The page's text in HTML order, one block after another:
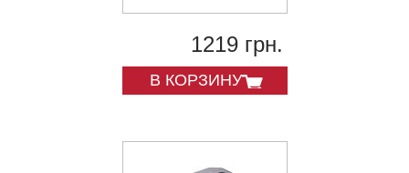
1219 грн.
В КОРЗИНУ